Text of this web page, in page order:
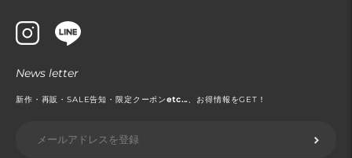
News letter
新作・再販・SALE告知・限定クーポンetc...、お得情報をGET！